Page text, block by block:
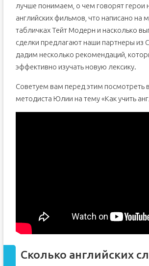
лучше понимаем, о чем говорят
английских фильмов, что написано на
табличках Тейт Модерн и насколько
сделки предлагают наши партнеры
дадим несколько рекомендаций,
эффективно изучать новую лексику.
Советуем вам перед этим посмотреть
методиста Юлии на тему «Как учить
Сколько английских